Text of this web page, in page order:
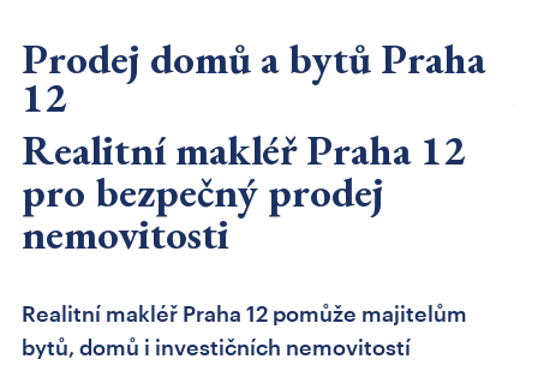
Prodej domů a bytů Praha
12
Realitní makléř Praha 12
pro bezpečný prodej
nemovitosti
Realitní makléř Praha 12 pomůže majitelům
bytů, domů i investičních nemovitostí
Realitní makléř Praha
12: prodej bytu, domu
nebo investiční
nemovitosti s jasnou